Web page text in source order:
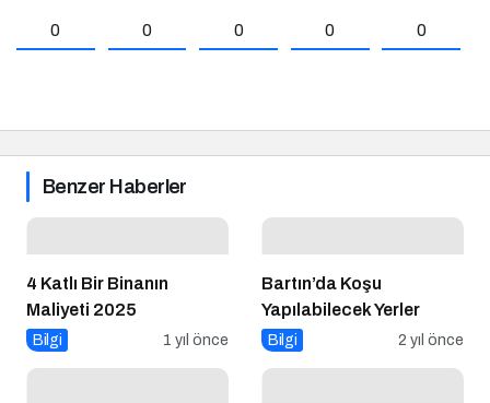
0 0 0 0 0
Benzer Haberler
4 Katlı Bir Binanın
Maliyeti 2025
Bilgi 1 yıl önce
Bartın’da Koşu
Yapılabilecek Yerler
Bilgi 2 yıl önce